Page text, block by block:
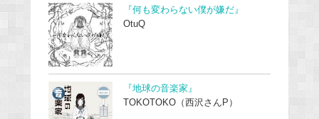
『何も変わらない僕が嫌だ』
OtuQ
『地球の音楽家』
TOKOTOKO（西沢さんP）